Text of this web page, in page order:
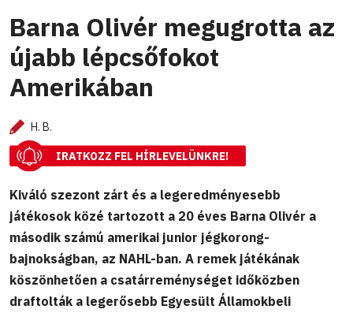
Barna Olivér megugrotta az
újabb lépcsőfokot
Amerikában
H. B.
IRATKOZZ FEL HÍRLEVELÜNKRE!
Kiváló szezont zárt és a legeredményesebb
játékosok közé tartozott a 20 éves Barna Olivér a
második számú amerikai junior jégkorong-
bajnokságban, az NAHL-ban. A remek játékának
köszönhetően a csatárreménységet időközben
draftolták a legerősebb Egyesült Államokbeli